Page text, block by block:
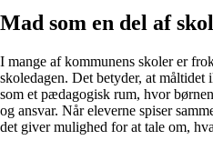
Mad som en del af
I mange af kommunens skoler er
skoledagen. Det betyder, at måltidet
som et pædagogisk rum, hvor
og ansvar. Når eleverne spiser
det giver mulighed for at tale om,